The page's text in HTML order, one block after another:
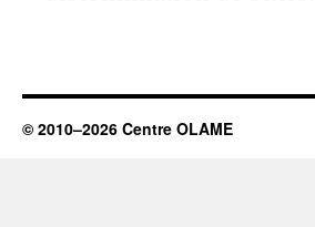
© 2010–2026 Centre OLAME